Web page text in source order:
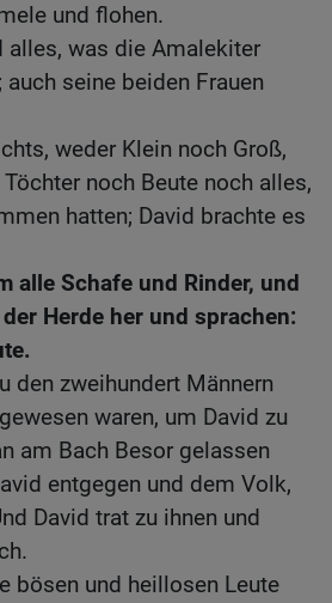
und flohen.
alles, was die Amalekiter
seine beiden Frauen
weder Klein noch Groß,
noch Beute noch alles,
hatten; David brachte es
alle Schafe und Rinder, und
Herde her und sprachen:
den zweihundert Männern
waren, um David zu
am Bach Besor gelassen
entgegen und dem Volk,
David trat zu ihnen und
bösen und heillosen Leute